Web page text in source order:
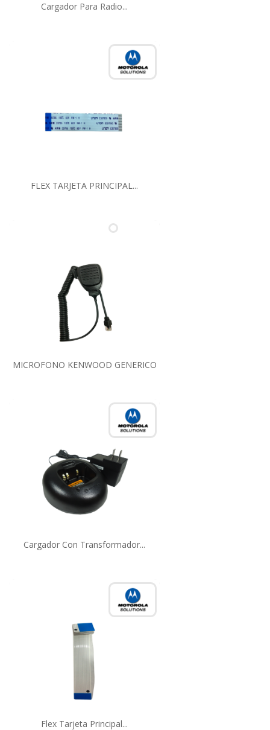
Cargador Para Radio...
FLEX TARJETA PRINCIPAL...
MICROFONO KENWOOD GENERICO
Cargador Con Transformador...
Flex Tarjeta Principal...